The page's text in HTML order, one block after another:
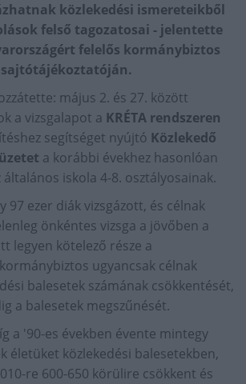
közlekedési ismereteikből
felső tagozatosai - jelentette
felelős kormánybiztos
május 2. és 27. között
a vizsgalapot a KRÉTA rendszeren
segítséget nyújtó Közlekedő
a korábbi évekhez hasonlóan
iskola 4-8. osztályosainak.
97 ezer diák vizsgázott, és célnak
önkéntes vizsga a jövőben a
legyen kötelező része a
ugyancsak célnak
balesetek számának csökkentését,
a balesetek megszűnését.
a '90-es években évente mintegy
életüket közlekedési balesetekben,
re 600-650 körülire csökkent és